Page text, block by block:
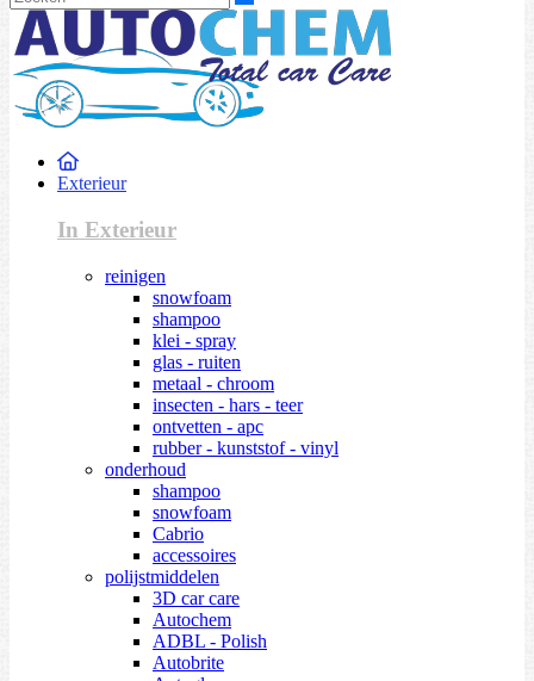
Exterieur
In Exterieur
reinigen
snowfoam
shampoo
klei - spray
glas - ruiten
metaal - chroom
insecten - hars - teer
ontvetten - apc
rubber - kunststof - vinyl
onderhoud
shampoo
snowfoam
Cabrio
accessoires
polijstmiddelen
3D car care
Autochem
ADBL - Polish
Autobrite